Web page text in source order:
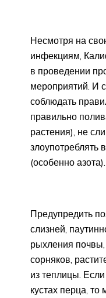
Несмотря на
инфекциям,
в проведении
мероприятий. И
соблюдать
правильно
растения), не
злоупотреблять
(особенно азота).
Предупредить
слизней,
рыхления почвы,
сорняков,
из теплицы.
кустах перца,